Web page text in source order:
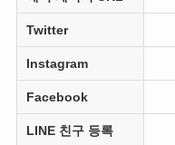
Twitter
Instagram
Facebook
LINE 친구 등록